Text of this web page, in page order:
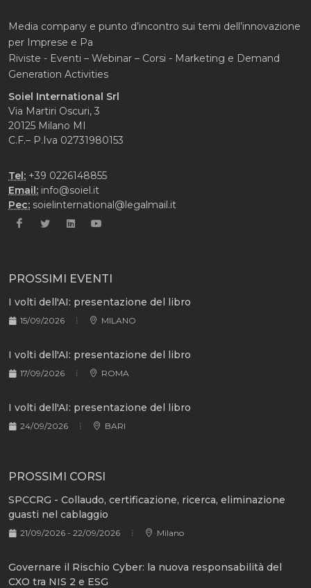
Media company e punto d’incontro sui temi dell’innovazione
per Imprese e Pa
Riviste - Eventi – Webinar – Corsi - Marketing e Demand
Generation Activities
Soiel International Srl
Via Martiri Oscuri, 3
20125 Milano MI
C.F.– P.Iva 02731980153
Tel: +39 0226148855
Email: info@soiel.it
Pec: soielinternational@legalmail.it
PROSSIMI EVENTI
I volti dell'AI: presentazione del libro
15/09/2026 MILANO
I volti dell'AI: presentazione del libro
17/09/2026 ROMA
I volti dell'AI: presentazione del libro
24/09/2026 BARI
PROSSIMI CORSI
SPCCRG - Collaudo, certificazione, ricerca, eliminazione
guasti nel cablaggio
21/09/2026 - 22/09/2026 Milano
Governare il Rischio Cyber: la nuova responsabilità del
CXO tra NIS 2 e ESG